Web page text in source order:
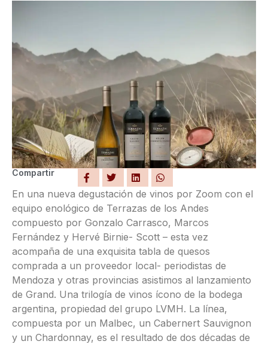
Compartir
En una nueva degustación de vinos por Zoom con el
equipo enológico de Terrazas de los Andes
compuesto por Gonzalo Carrasco, Marcos
Fernández y Hervé Birnie- Scott – esta vez
acompaña de una exquisita tabla de quesos
comprada a un proveedor local- periodistas de
Mendoza y otras provincias asistimos al lanzamiento
de Grand. Una trilogía de vinos ícono de la bodega
argentina, propiedad del grupo LVMH. La línea,
compuesta por un Malbec, un Cabernert Sauvignon
y un Chardonnay, es el resultado de dos décadas de